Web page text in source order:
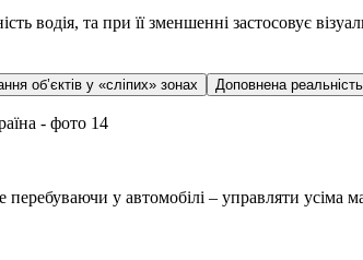
водія, та при її зменшенні застосовує
об’єктів у «сліпих» зонах Доповнена реальність
перебуваючи у автомобілі – управляти